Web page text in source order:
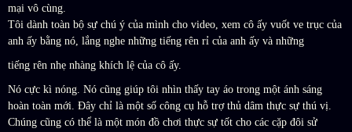
mại vô cùng.
Tôi dành toàn bộ sự chú ý của mình cho video, xem cô ấy vuốt ve trục của
anh ấy bằng nó, lắng nghe những tiếng rên rỉ của anh ấy và những
tiếng rên nhẹ nhàng khích lệ của cô ấy.
Nó cực kì nóng. Nó cũng giúp tôi nhìn thấy tay áo trong một ánh sáng
hoàn toàn mới. Đây chỉ là một số công cụ hỗ trợ thủ dâm thực sự thú vị.
Chúng cũng có thể là một món đồ chơi thực sự tốt cho các cặp đôi sử